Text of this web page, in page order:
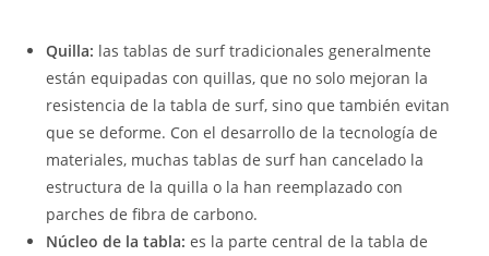
Quilla: las tablas de surf tradicionales generalmente
están equipadas con quillas, que no solo mejoran la
resistencia de la tabla de surf, sino que también evitan
que se deforme. Con el desarrollo de la tecnología de
materiales, muchas tablas de surf han cancelado la
estructura de la quilla o la han reemplazado con
parches de fibra de carbono.
Núcleo de la tabla: es la parte central de la tabla de